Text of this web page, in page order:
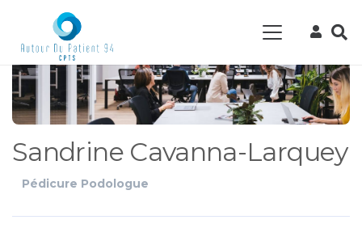
Sandrine Cavanna-Larquey
Pédicure Podologue